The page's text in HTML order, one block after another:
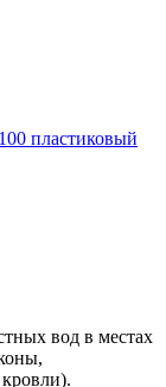
пластиковый
вод в местах